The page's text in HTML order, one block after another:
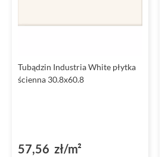
Tubądzin Industria White płytka
ścienna 30.8x60.8
57,56 zł/m²